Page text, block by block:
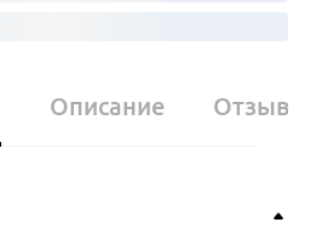
Описание Отзывы